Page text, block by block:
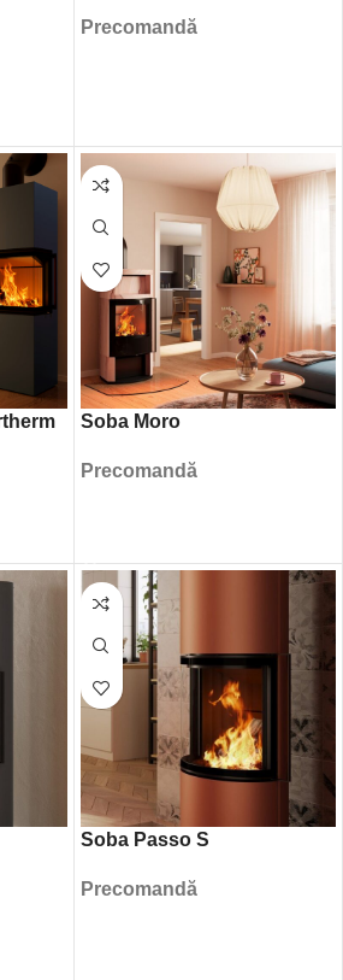
Precomandă
Soba Moro
Precomandă
Soba Passo S
Precomandă